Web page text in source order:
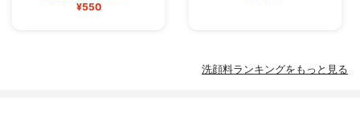
¥550
洗顔料ランキングをもっと見る